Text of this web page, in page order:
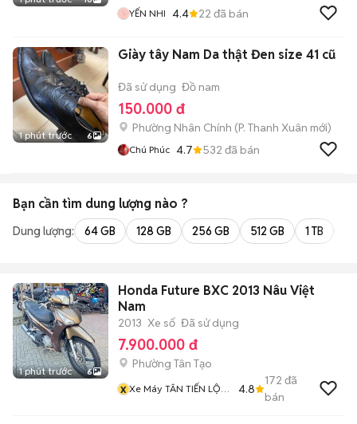
YẾN NHI 4.4 22 đã bán
1 phút trước 6
Giày tây Nam Da thật Đen size 41 cũ
Đã sử dụng Đồ nam
150.000 đ
Phường Nhân Chính (P. Thanh Xuân mới)
Chú Phúc 4.7 532 đã bán
Bạn cần tìm dung lượng nào ?
Dung lượng: 64 GB 128 GB 256 GB 512 GB 1 TB
1 phút trước 6
Honda Future BXC 2013 Nâu Việt
Nam
2013 Xe số Đã sử dụng
7.900.000 đ
Phường Tân Tạo
x Xe Máy TÂN TIẾN LỘC
4.8
172 đã
bán